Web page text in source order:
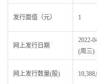
发行面值（元） 1
网上发行日期
2022-
(周三)
网上发行数量(股)